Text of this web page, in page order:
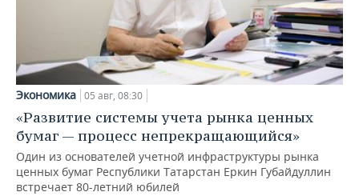
Экономика 05 авг, 08:30
«Развитие системы учета рынка ценных
бумаг — процесс непрекращающийся»
Один из основателей учетной инфраструктуры рынка
ценных бумаг Республики Татарстан Еркин Губайдуллин
встречает 80-летний юбилей